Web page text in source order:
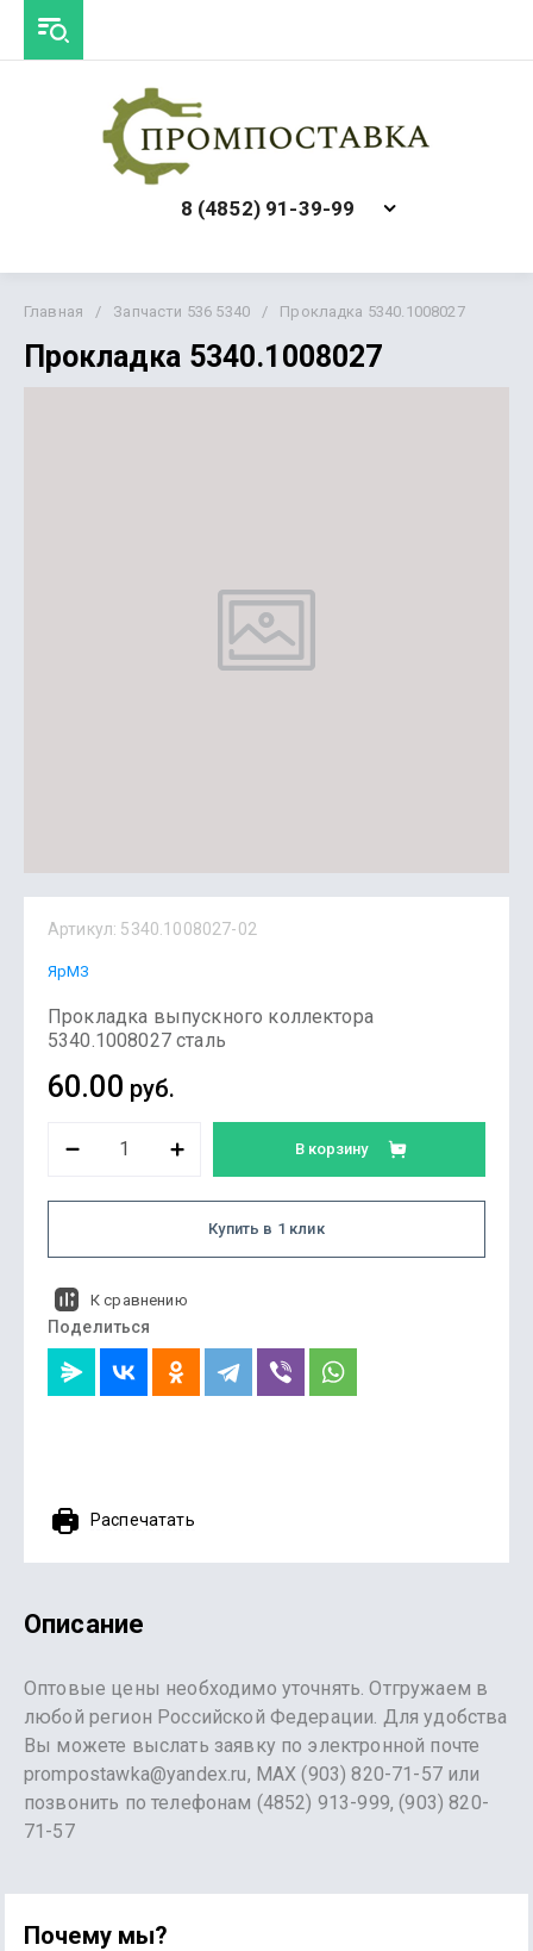
8 (4852) 91-39-99
Главная / Запчасти 536 5340 / Прокладка 5340.1008027
Прокладка 5340.1008027
Артикул: 5340.1008027-02
ЯрМЗ
Прокладка выпускного коллектора
5340.1008027 сталь
60.00 руб.
В корзину
Купить в 1 клик
К сравнению
Поделиться
Распечатать
Описание
Оптовые цены необходимо уточнять. Отгружаем в
любой регион Российской Федерации. Для удобства
Вы можете выслать заявку по электронной почте
prompostawka@yandex.ru, MAX (903) 820-71-57 или
позвонить по телефонам (4852) 913-999, (903) 820-
71-57
Почему мы?